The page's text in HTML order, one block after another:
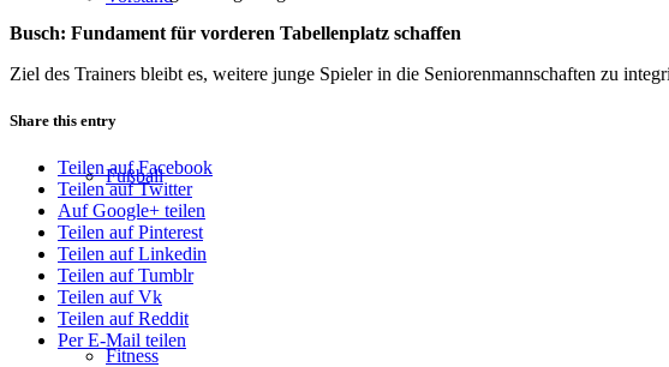
Fußball
Fitness
Busch: Fundament für vorderen Tabellenplatz schaffen
Ziel des Trainers bleibt es, weitere junge Spieler in die Seniorenmannschaften zu
Share this entry
Teilen auf Facebook
Teilen auf Twitter
Auf Google+ teilen
Teilen auf Pinterest
Teilen auf Linkedin
Teilen auf Tumblr
Teilen auf Vk
Teilen auf Reddit
Per E-Mail teilen